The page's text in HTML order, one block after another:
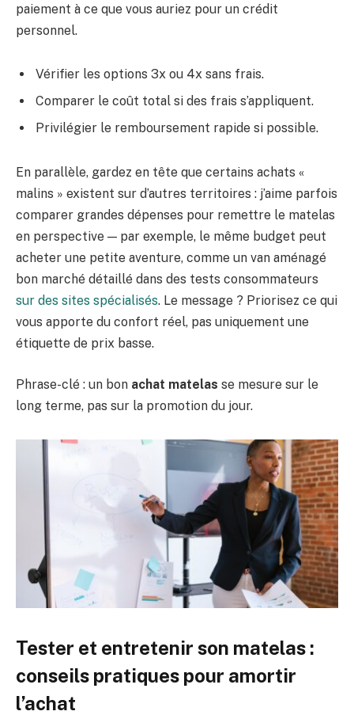
paiement à ce que vous auriez pour un crédit
personnel.
Vérifier les options 3x ou 4x sans frais.
Comparer le coût total si des frais s’appliquent.
Privilégier le remboursement rapide si possible.
En parallèle, gardez en tête que certains achats «
malins » existent sur d’autres territoires : j’aime parfois
comparer grandes dépenses pour remettre le matelas
en perspective — par exemple, le même budget peut
acheter une petite aventure, comme un van aménagé
bon marché détaillé dans des tests consommateurs
sur des sites spécialisés. Le message ? Priorisez ce qui
vous apporte du confort réel, pas uniquement une
étiquette de prix basse.
Phrase-clé : un bon achat matelas se mesure sur le
long terme, pas sur la promotion du jour.
Tester et entretenir son matelas :
conseils pratiques pour amortir
l’achat